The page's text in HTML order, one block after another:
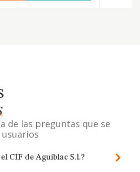
de las preguntas que se
el CIF de Aguiblac S.l.?